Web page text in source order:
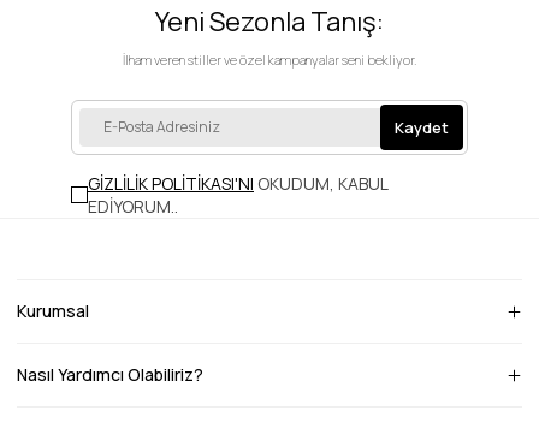
Yeni Sezonla Tanış:
İlham veren stiller ve özel kampanyalar seni bekliyor.
Kaydet
GİZLİLİK POLİTİKASI'NI OKUDUM, KABUL
EDİYORUM..
Kurumsal
Nasıl Yardımcı Olabiliriz?